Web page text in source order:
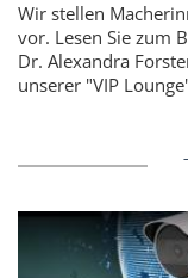
Wir stellen
vor. Lesen Sie zum
Dr. Alexandra
unserer "VIP